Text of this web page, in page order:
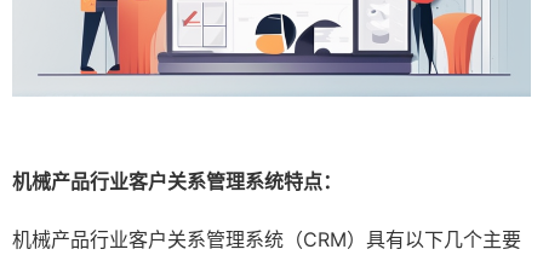
机械产品行业客户关系管理系统特点：
机械产品行业客户关系管理系统（CRM）具有以下几个主要